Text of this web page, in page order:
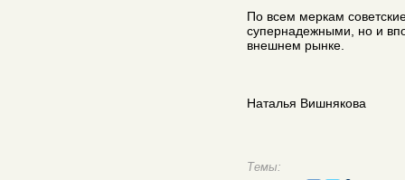
По всем меркам
супернадежными, но и
внешнем рынке.
Наталья Вишнякова
Темы: